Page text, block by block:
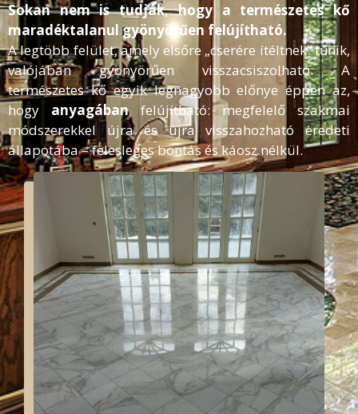
Sokan nem is tudják, hogy a természetes kő
maradéktalanul gyönyörűen felújítható.
A legtöbb felület, amely elsőre „cserére ítéltnek” tűnik,
valójában gyönyörűen visszacsiszolható. A
természetes kő egyik legnagyobb előnye éppen az,
hogy anyagábanfelújítható: megfelelő szakmai
módszerekkel újra és újra visszahozható eredeti
állapotába – felesleges bontás és káosz nélkül.